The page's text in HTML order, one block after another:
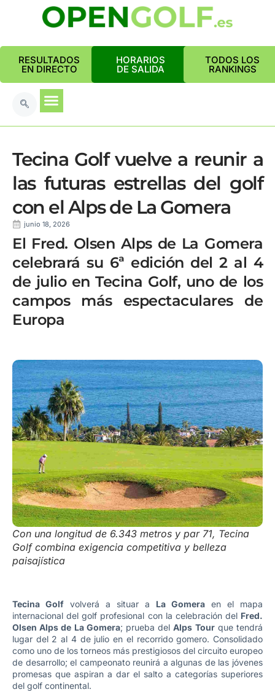
RESULTADOS
EN DIRECTO
HORARIOS
DE SALIDA
TODOS LOS
RANKINGS
Tecina Golf vuelve a reunir a
las futuras estrellas del golf
con el Alps de La Gomera
junio 18, 2026
El Fred. Olsen Alps de La Gomera
celebrará su 6ª edición del 2 al 4
de julio en Tecina Golf, uno de los
campos más espectaculares de
Europa
Con una longitud de 6.343 metros y par 71, Tecina
Golf combina exigencia competitiva y belleza
paisajística
Tecina Golf volverá a situar a La Gomera en el mapa
internacional del golf profesional con la celebración del Fred.
Olsen Alps de La Gomera; prueba delAlps Tourque tendrá
lugar del 2 al 4 de julio en el recorrido gomero. Consolidado
como uno de los torneos más prestigiosos del circuito europeo
de desarrollo; el campeonato reunirá a algunas de las jóvenes
promesas que aspiran a dar el salto a categorías superiores
del golf continental.